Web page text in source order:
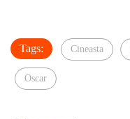
Tags: Cineasta
Oscar